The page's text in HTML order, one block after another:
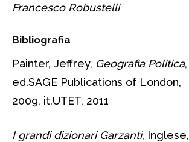
Francesco Robustelli
Bibliografia
Painter, Jeffrey, Geografia Politica,
ed.SAGE Publications of London,
2009, it.UTET, 2011
I grandi dizionari Garzanti, Inglese,